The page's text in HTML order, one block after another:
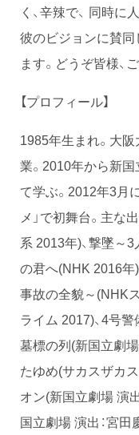
く、辛辣で、 同時
彼のビジョンに賛同
ます。どうぞ皆様、
【プロフィール】
1985年生まれ。大
業。2010年から新
て学ぶ。2012年3月
メ」で初舞台。主な
系 2013年)、撃墜～
の君へ(NHK 2016年
事故の全貌～(NHK
ライム 2017)、4号
墓標の列(新国立劇
たゆめ(サカスザカ
オン(新国立劇場 演
国立劇場 演出：宮田